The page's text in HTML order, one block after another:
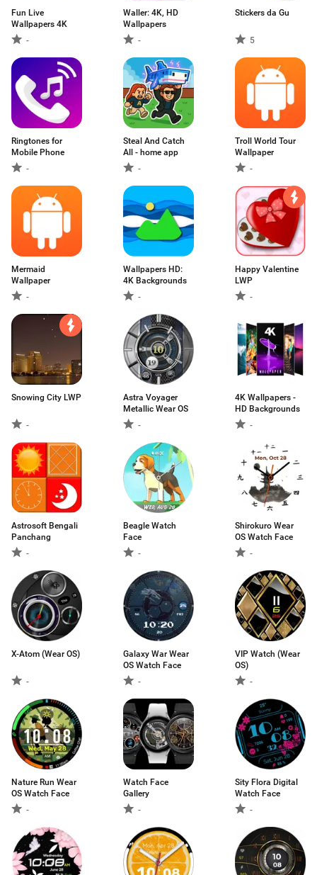
Fun Live
Wallpapers 4K
-
Waller: 4K, HD
Wallpapers
-
Stickers da Gu
5
Ringtones for
Mobile Phone
-
Steal And Catch
All - home app
-
Troll World Tour
Wallpaper
-
Mermaid
Wallpaper
-
Wallpapers HD:
4K Backgrounds
-
Happy Valentine
LWP
-
Snowing City LWP
-
Astra Voyager
Metallic Wear OS
-
4K Wallpapers -
HD Backgrounds
-
Astrosoft Bengali
Panchang
-
Beagle Watch
Face
-
Shirokuro Wear
OS Watch Face
-
X-Atom (Wear OS)
-
Galaxy War Wear
OS Watch Face
-
VIP Watch (Wear
OS)
-
Nature Run Wear
OS Watch Face
-
Watch Face
Gallery
-
Sity Flora Digital
Watch Face
-